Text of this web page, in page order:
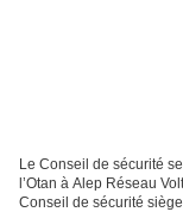
Le Conseil de sécurité
l’Otan à Alep Réseau
Conseil de sécurité